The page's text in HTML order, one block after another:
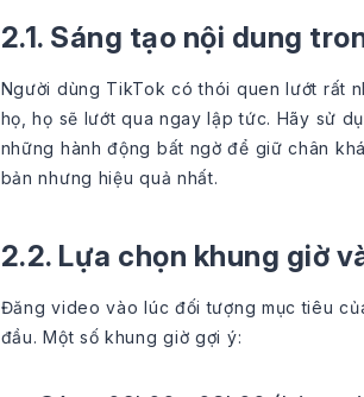
2.1. Sáng tạo nội dung
Người dùng TikTok có thói quen lướt rất
họ, họ sẽ lướt qua ngay lập tức. Hãy sử
những hành động bất ngờ để giữ chân
bản nhưng hiệu quả nhất.
2.2. Lựa chọn khung giờ
Đăng video vào lúc đối tượng mục tiêu
đầu. Một số khung giờ gợi ý: